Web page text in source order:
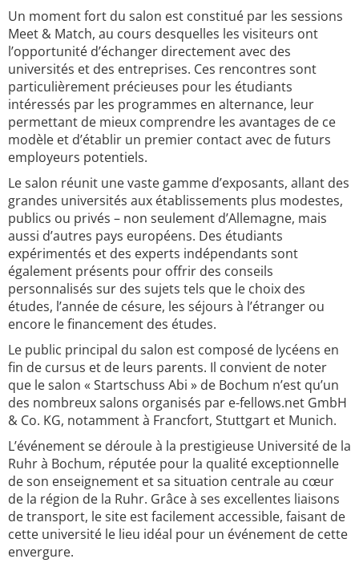
Un moment fort du salon est constitué par les sessions
Meet & Match, au cours desquelles les visiteurs ont
l’opportunité d’échanger directement avec des
universités et des entreprises. Ces rencontres sont
particulièrement précieuses pour les étudiants
intéressés par les programmes en alternance, leur
permettant de mieux comprendre les avantages de ce
modèle et d’établir un premier contact avec de futurs
employeurs potentiels.
Le salon réunit une vaste gamme d’exposants, allant des
grandes universités aux établissements plus modestes,
publics ou privés – non seulement d’Allemagne, mais
aussi d’autres pays européens. Des étudiants
expérimentés et des experts indépendants sont
également présents pour offrir des conseils
personnalisés sur des sujets tels que le choix des
études, l’année de césure, les séjours à l’étranger ou
encore le financement des études.
Le public principal du salon est composé de lycéens en
fin de cursus et de leurs parents. Il convient de noter
que le salon « Startschuss Abi » de Bochum n’est qu’un
des nombreux salons organisés par e-fellows.net GmbH
& Co. KG, notamment à Francfort, Stuttgart et Munich.
L’événement se déroule à la prestigieuse Université de la
Ruhr à Bochum, réputée pour la qualité exceptionnelle
de son enseignement et sa situation centrale au cœur
de la région de la Ruhr. Grâce à ses excellentes liaisons
de transport, le site est facilement accessible, faisant de
cette université le lieu idéal pour un événement de cette
envergure.